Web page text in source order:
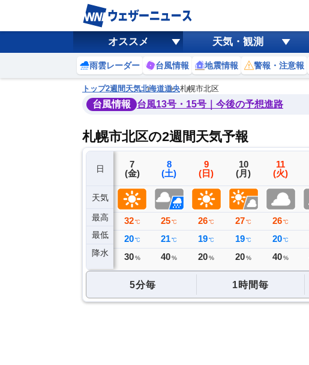
オススメ 天気・観測
雨雲レーダー 台風情報 地震情報 警報・注意報
トップ2週間天気北海道道央札幌市北区
台風情報 台風13号・15号｜今後の予想進路
札幌市北区の2週間天気予報
日
天気
最高
最低
降水
6
(木)
30℃
18℃
ミリ
7
(金)
32 ℃
20 ℃
30 %
8
(土)
25 ℃
21 ℃
40 %
9
(日)
26 ℃
19 ℃
20 %
10
(月)
27 ℃
19 ℃
20 %
11
(火)
26℃
20℃
40%
5分毎 1時間毎